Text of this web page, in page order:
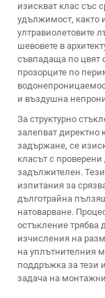
изискват клас със
удължимост, както
ултравиолетовите
шевовете в
съвпадаща по цвят
прозорците по
и въздушна
За структурно
залепват
задържане, се
класът с проверени
задължителен.
изпитания за
дълготрайна
натоварване.
остъкление
изчисления на
на уплътнителния
поддръжка за тези
задача на